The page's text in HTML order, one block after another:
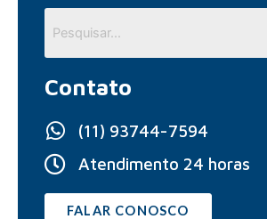
Contato
(11) 93744-7594
Atendimento 24 horas
FALAR CONOSCO